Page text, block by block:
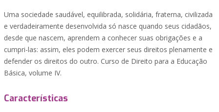
Uma sociedade saudável, equilibrada, solidária, fraterna, civilizada
e verdadeiramente desenvolvida só nasce quando seus cidadãos,
desde que nascem, aprendem a conhecer suas obrigações e a
cumpri-las: assim, eles podem exercer seus direitos plenamente e
defender os direitos do outro. Curso de Direito para a Educação
Básica, volume IV.
Características